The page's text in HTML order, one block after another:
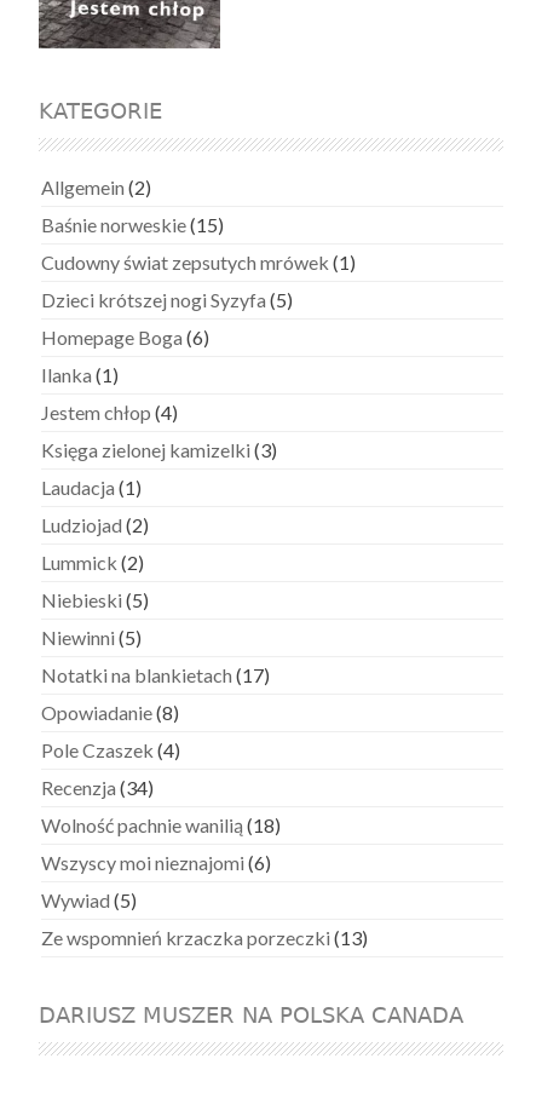
KATEGORIE
Allgemein (2)
Baśnie norweskie(15)
Cudowny świat zepsutych mrówek (1)
Dzieci krótszej nogi Syzyfa (5)
Homepage Boga (6)
Ilanka (1)
Jestem chłop (4)
Księga zielonej kamizelki (3)
Laudacja (1)
Ludziojad (2)
Lummick (2)
Niebieski (5)
Niewinni (5)
Notatki na blankietach (17)
Opowiadanie(8)
Pole Czaszek (4)
Recenzja (34)
Wolność pachnie wanilią (18)
Wszyscy moi nieznajomi (6)
Wywiad (5)
Ze wspomnień krzaczka porzeczki (13)
DARIUSZ MUSZER NA POLSKA CANADA